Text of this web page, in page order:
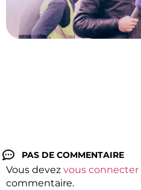
PAS DE COMMENTAIRE
Vous devez vous connecter
commentaire.